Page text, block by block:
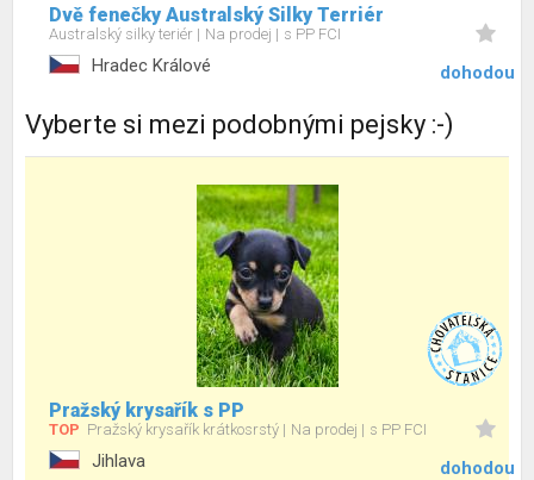
Dvě fenečky Australský Silky Terriér
Australský silky teriér Na prodej s PP FCI
Hradec Králové dohodou
Vyberte si mezi podobnými pejsky :-)
Pražský krysařík s PP
TOP Pražský krysařík krátkosrstý Na prodej s PP FCI
Jihlava dohodou